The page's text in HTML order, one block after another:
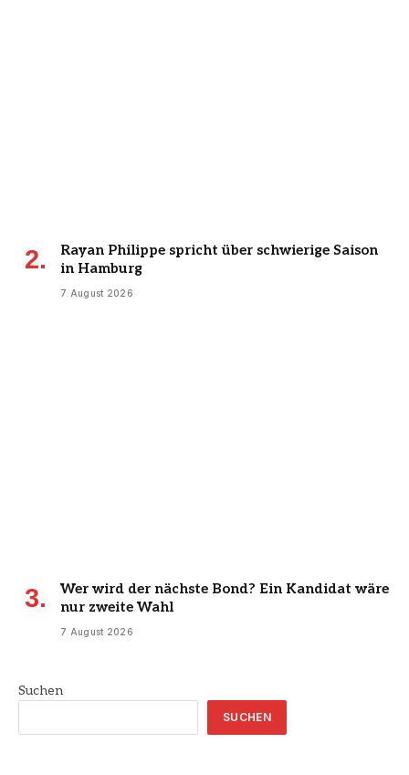
Rayan Philippe spricht über schwierige Saison
in Hamburg
7 August 2026
Wer wird der nächste Bond? Ein Kandidat wäre
nur zweite Wahl
7 August 2026
Suchen
SUCHEN